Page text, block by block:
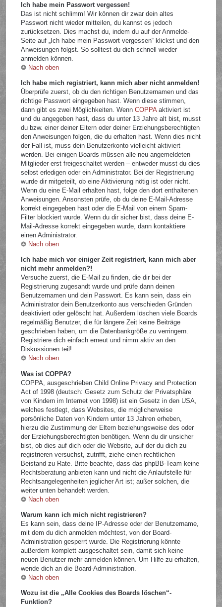
Ich habe mein Passwort vergessen!
Das ist nicht schlimm! Wir können dir zwar dein altes
Passwort nicht wieder mitteilen, du kannst es jedoch
zurücksetzen. Dies machst du, indem du auf der Anmelde-
Seite auf „Ich habe mein Passwort vergessen“ klickst und den
Anweisungen folgst. So solltest du dich schnell wieder
anmelden können.
Nach oben
Ich habe mich registriert, kann mich aber nicht anmelden!
Überprüfe zuerst, ob du den richtigen Benutzernamen und das
richtige Passwort eingegeben hast. Wenn diese stimmen,
dann gibt es zwei Möglichkeiten. WennCOPPAaktiviert ist
und du angegeben hast, dass du unter 13 Jahre alt bist, musst
du bzw. einer deiner Eltern oder deiner Erziehungsberechtigten
den Anweisungen folgen, die du erhalten hast. Wenn dies nicht
der Fall ist, muss dein Benutzerkonto vielleicht aktiviert
werden. Bei einigen Boards müssen alle neu angemeldeten
Mitglieder erst freigeschaltet werden – entweder musst du dies
selbst erledigen oder ein Administrator. Bei der Registrierung
wurde dir mitgeteilt, ob eine Aktivierung nötig ist oder nicht.
Wenn du eine E-Mail erhalten hast, folge den dort enthaltenen
Anweisungen. Ansonsten prüfe, ob du deine E-Mail-Adresse
korrekt eingegeben hast oder die E-Mail von einem Spam-
Filter blockiert wurde. Wenn du dir sicher bist, dass deine E-
Mail-Adresse korrekt eingegeben wurde, dann kontaktiere
einen Administrator.
Nach oben
Ich habe mich vor einiger Zeit registriert, kann mich aber
nicht mehr anmelden?!
Versuche zuerst, die E-Mail zu finden, die dir bei der
Registrierung zugesandt wurde und prüfe dann deinen
Benutzernamen und dein Passwort. Es kann sein, dass ein
Administrator dein Benutzerkonto aus verschieden Gründen
deaktiviert oder gelöscht hat. Außerdem löschen viele Boards
regelmäßig Benutzer, die für längere Zeit keine Beiträge
geschrieben haben, um die Datenbankgröße zu verringern.
Registriere dich einfach erneut und nimm aktiv an den
Diskussionen teil!
Nach oben
Was ist COPPA?
COPPA, ausgeschrieben Child Online Privacy and Protection
Act of 1998 (deutsch: Gesetz zum Schutz der Privatsphäre
von Kindern im Internet von 1998) ist ein Gesetz in den USA,
welches festlegt, dass Websites, die möglicherweise
persönliche Daten von Kindern unter 13 Jahren erheben,
hierzu die Zustimmung der Eltern beziehungsweise des oder
der Erziehungsberechtigten benötigen. Wenn du dir unsicher
bist, ob dies auf dich oder die Website, auf der du dich zu
registrieren versuchst, zutrifft, ziehe einen rechtlichen
Beistand zu Rate. Bitte beachte, dass das phpBB-Team keine
Rechtsberatung anbieten kann und nicht die Anlaufstelle für
Rechtsangelegenheiten jeglicher Art ist; außer solchen, die
weiter unten behandelt werden.
Nach oben
Warum kann ich mich nicht registrieren?
Es kann sein, dass deine IP-Adresse oder der Benutzername,
mit dem du dich anmelden möchtest, von der Board-
Administration gesperrt wurde. Die Registrierung könnte
außerdem komplett ausgeschaltet sein, damit sich keine
neuen Benutzer mehr anmelden können. Um Hilfe zu erhalten,
wende dich an die Board-Administration.
Nach oben
Wozu ist die „Alle Cookies des Boards löschen“-
Funktion?